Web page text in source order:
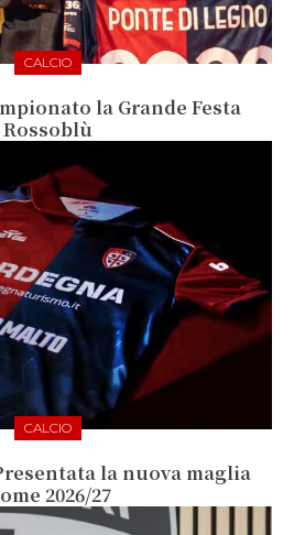
CALCIO
la Grande Festa
Rossoblù
CALCIO
la nuova maglia
2026/27